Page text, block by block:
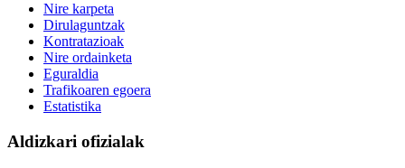
Nire karpeta
Dirulaguntzak
Kontratazioak
Nire ordainketa
Eguraldia
Trafikoaren egoera
Estatistika
Aldizkari ofizialak